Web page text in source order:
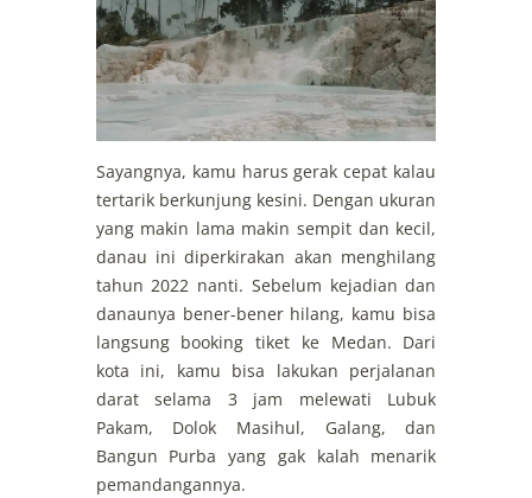
Sayangnya, kamu harus gerak cepat kalau
tertarik berkunjung kesini. Dengan ukuran
yang makin lama makin sempit dan kecil,
danau ini diperkirakan akan menghilang
tahun 2022 nanti. Sebelum kejadian dan
danaunya bener-bener hilang, kamu bisa
langsung booking tiket ke Medan. Dari
kota ini, kamu bisa lakukan perjalanan
darat selama 3 jam melewati Lubuk
Pakam, Dolok Masihul, Galang, dan
Bangun Purba yang gak kalah menarik
pemandangannya.